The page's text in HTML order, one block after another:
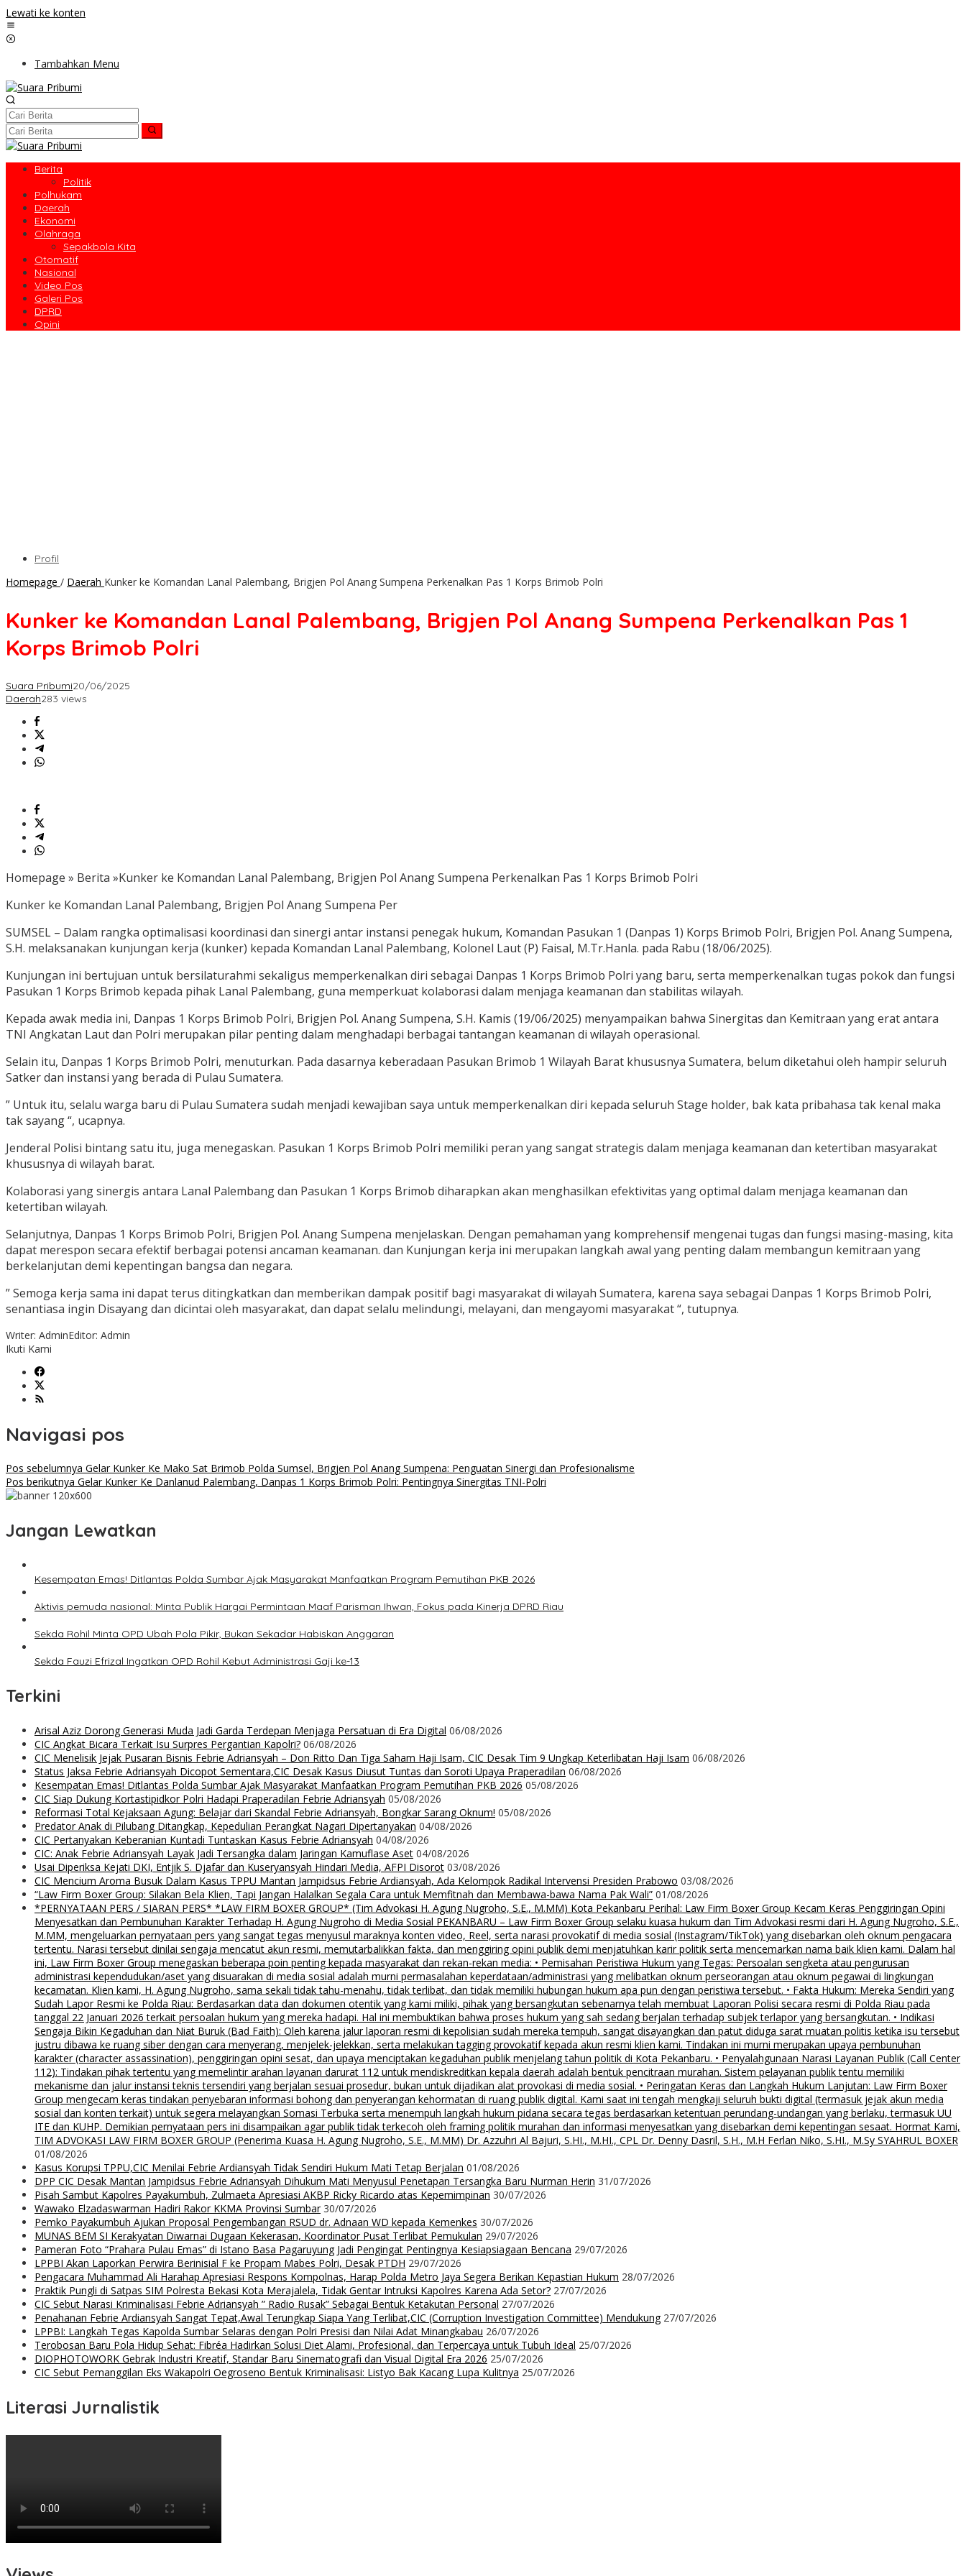
Lewati ke konten
Tambahkan Menu
Berita
Politik
Polhukam
Daerah
Ekonomi
Olahraga
Sepakbola Kita
Otomatif
Nasional
Video Pos
Galeri Pos
DPRD
Opini
Profil
Homepage / Daerah Kunker ke Komandan Lanal Palembang, Brigjen Pol Anang Sumpena Perkenalkan Pas 1 Korps Brimob Polri
Kunker ke Komandan Lanal Palembang, Brigjen Pol Anang Sumpena Perkenalkan Pas 1
Korps Brimob Polri
Suara Pribumi20/06/2025
Daerah283 views
Homepage » Berita »Kunker ke Komandan Lanal Palembang, Brigjen Pol Anang Sumpena Perkenalkan Pas 1 Korps Brimob Polri
Kunker ke Komandan Lanal Palembang, Brigjen Pol Anang Sumpena Per
SUMSEL – Dalam rangka optimalisasi koordinasi dan sinergi antar instansi penegak hukum, Komandan Pasukan 1 (Danpas 1) Korps Brimob Polri, Brigjen Pol. Anang Sumpena,
S.H. melaksanakan kunjungan kerja (kunker) kepada Komandan Lanal Palembang, Kolonel Laut (P) Faisal, M.Tr.Hanla. pada Rabu (18/06/2025).
Kunjungan ini bertujuan untuk bersilaturahmi sekaligus memperkenalkan diri sebagai Danpas 1 Korps Brimob Polri yang baru, serta memperkenalkan tugas pokok dan fungsi
Pasukan 1 Korps Brimob kepada pihak Lanal Palembang, guna memperkuat kolaborasi dalam menjaga keamanan dan stabilitas wilayah.
Kepada awak media ini, Danpas 1 Korps Brimob Polri, Brigjen Pol. Anang Sumpena, S.H. Kamis (19/06/2025) menyampaikan bahwa Sinergitas dan Kemitraan yang erat antara
TNI Angkatan Laut dan Polri merupakan pilar penting dalam menghadapi berbagai tantangan keamanan di wilayah operasional.
Selain itu, Danpas 1 Korps Brimob Polri, menuturkan. Pada dasarnya keberadaan Pasukan Brimob 1 Wilayah Barat khususnya Sumatera, belum diketahui oleh hampir seluruh
Satker dan instansi yang berada di Pulau Sumatera.
” Untuk itu, selalu warga baru di Pulau Sumatera sudah menjadi kewajiban saya untuk memperkenalkan diri kepada seluruh Stage holder, bak kata pribahasa tak kenal maka
tak sayang “, ucapnya.
Jenderal Polisi bintang satu itu, juga menegaskan. Pasukan 1 Korps Brimob Polri memiliki peran yang sangat strategis dalam menjaga keamanan dan ketertiban masyarakat
khususnya di wilayah barat.
Kolaborasi yang sinergis antara Lanal Palembang dan Pasukan 1 Korps Brimob diharapkan akan menghasilkan efektivitas yang optimal dalam menjaga keamanan dan
ketertiban wilayah.
Selanjutnya, Danpas 1 Korps Brimob Polri, Brigjen Pol. Anang Sumpena menjelaskan. Dengan pemahaman yang komprehensif mengenai tugas dan fungsi masing-masing, kita
dapat merespon secara efektif berbagai potensi ancaman keamanan. dan Kunjungan kerja ini merupakan langkah awal yang penting dalam membangun kemitraan yang
berkelanjutan demi kepentingan bangsa dan negara.
” Semoga kerja sama ini dapat terus ditingkatkan dan memberikan dampak positif bagi masyarakat di wilayah Sumatera, karena saya sebagai Danpas 1 Korps Brimob Polri,
senantiasa ingin Disayang dan dicintai oleh masyarakat, dan dapat selalu melindungi, melayani, dan mengayomi masyarakat “, tutupnya.
Writer: AdminEditor: Admin
Ikuti Kami
Navigasi pos
Pos sebelumnya Gelar Kunker Ke Mako Sat Brimob Polda Sumsel, Brigjen Pol Anang Sumpena: Penguatan Sinergi dan Profesionalisme
Pos berikutnya Gelar Kunker Ke Danlanud Palembang, Danpas 1 Korps Brimob Polri: Pentingnya Sinergitas TNI-Polri
Jangan Lewatkan
Kesempatan Emas! Ditlantas Polda Sumbar Ajak Masyarakat Manfaatkan Program Pemutihan PKB 2026
Aktivis pemuda nasional: Minta Publik Hargai Permintaan Maaf Parisman Ihwan, Fokus pada Kinerja DPRD Riau
Sekda Rohil Minta OPD Ubah Pola Pikir, Bukan Sekadar Habiskan Anggaran
Sekda Fauzi Efrizal Ingatkan OPD Rohil Kebut Administrasi Gaji ke-13
Terkini
Arisal Aziz Dorong Generasi Muda Jadi Garda Terdepan Menjaga Persatuan di Era Digital 06/08/2026
CIC Angkat Bicara Terkait Isu Surpres Pergantian Kapolri? 06/08/2026
CIC Menelisik Jejak Pusaran Bisnis Febrie Adriansyah – Don Ritto Dan Tiga Saham Haji Isam, CIC Desak Tim 9 Ungkap Keterlibatan Haji Isam 06/08/2026
Status Jaksa Febrie Adriansyah Dicopot Sementara,CIC Desak Kasus Diusut Tuntas dan Soroti Upaya Praperadilan 06/08/2026
Kesempatan Emas! Ditlantas Polda Sumbar Ajak Masyarakat Manfaatkan Program Pemutihan PKB 2026 05/08/2026
CIC Siap Dukung Kortastipidkor Polri Hadapi Praperadilan Febrie Adriansyah 05/08/2026
Reformasi Total Kejaksaan Agung: Belajar dari Skandal Febrie Adriansyah, Bongkar Sarang Oknum! 05/08/2026
Predator Anak di Pilubang Ditangkap, Kepedulian Perangkat Nagari Dipertanyakan 04/08/2026
CIC Pertanyakan Keberanian Kuntadi Tuntaskan Kasus Febrie Adriansyah 04/08/2026
CIC: Anak Febrie Adriansyah Layak Jadi Tersangka dalam Jaringan Kamuflase Aset 04/08/2026
Usai Diperiksa Kejati DKI, Entjik S. Djafar dan Kuseryansyah Hindari Media, AFPI Disorot 03/08/2026
CIC Mencium Aroma Busuk Dalam Kasus TPPU Mantan Jampidsus Febrie Ardiansyah, Ada Kelompok Radikal Intervensi Presiden Prabowo 03/08/2026
“Law Firm Boxer Group: Silakan Bela Klien, Tapi Jangan Halalkan Segala Cara untuk Memfitnah dan Membawa-bawa Nama Pak Wali” 01/08/2026
*PERNYATAAN PERS / SIARAN PERS* *LAW FIRM BOXER GROUP* (Tim Advokasi H. Agung Nugroho, S.E., M.MM) Kota Pekanbaru Perihal: Law Firm Boxer Group Kecam Keras Penggiringan Opini
Menyesatkan dan Pembunuhan Karakter Terhadap H. Agung Nugroho di Media Sosial PEKANBARU – Law Firm Boxer Group selaku kuasa hukum dan Tim Advokasi resmi dari H. Agung Nugroho, S.E.,
M.MM, mengeluarkan pernyataan pers yang sangat tegas menyusul maraknya konten video, Reel, serta narasi provokatif di media sosial (Instagram/TikTok) yang disebarkan oleh oknum pengacara
tertentu. Narasi tersebut dinilai sengaja mencatut akun resmi, memutarbalikkan fakta, dan menggiring opini publik demi menjatuhkan karir politik serta mencemarkan nama baik klien kami. Dalam hal
ini, Law Firm Boxer Group menegaskan beberapa poin penting kepada masyarakat dan rekan-rekan media: • Pemisahan Peristiwa Hukum yang Tegas: Persoalan sengketa atau pengurusan
administrasi kependudukan/aset yang disuarakan di media sosial adalah murni permasalahan keperdataan/administrasi yang melibatkan oknum perseorangan atau oknum pegawai di lingkungan
kecamatan. Klien kami, H. Agung Nugroho, sama sekali tidak tahu-menahu, tidak terlibat, dan tidak memiliki hubungan hukum apa pun dengan peristiwa tersebut. • Fakta Hukum: Mereka Sendiri yang
Sudah Lapor Resmi ke Polda Riau: Berdasarkan data dan dokumen otentik yang kami miliki, pihak yang bersangkutan sebenarnya telah membuat Laporan Polisi secara resmi di Polda Riau pada
tanggal 22 Januari 2026 terkait persoalan hukum yang mereka hadapi. Hal ini membuktikan bahwa proses hukum yang sah sedang berjalan terhadap subjek terlapor yang bersangkutan. • Indikasi
Sengaja Bikin Kegaduhan dan Niat Buruk (Bad Faith): Oleh karena jalur laporan resmi di kepolisian sudah mereka tempuh, sangat disayangkan dan patut diduga sarat muatan politis ketika isu tersebut
justru dibawa ke ruang siber dengan cara menyerang, menjelek-jelekkan, serta melakukan tagging provokatif kepada akun resmi klien kami. Tindakan ini murni merupakan upaya pembunuhan
karakter (character assassination), penggiringan opini sesat, dan upaya menciptakan kegaduhan publik menjelang tahun politik di Kota Pekanbaru. • Penyalahgunaan Narasi Layanan Publik (Call Center
112): Tindakan pihak tertentu yang memelintir arahan layanan darurat 112 untuk mendiskreditkan kepala daerah adalah bentuk pencitraan murahan. Sistem pelayanan publik tentu memiliki
mekanisme dan jalur instansi teknis tersendiri yang berjalan sesuai prosedur, bukan untuk dijadikan alat provokasi di media sosial. • Peringatan Keras dan Langkah Hukum Lanjutan: Law Firm Boxer
Group mengecam keras tindakan penyebaran informasi bohong dan penyerangan kehormatan di ruang publik digital. Kami saat ini tengah mengkaji seluruh bukti digital (termasuk jejak akun media
sosial dan konten terkait) untuk segera melayangkan Somasi Terbuka serta menempuh langkah hukum pidana secara tegas berdasarkan ketentuan perundang-undangan yang berlaku, termasuk UU
ITE dan KUHP. Demikian pernyataan pers ini disampaikan agar publik tidak terkecoh oleh framing politik murahan dan informasi menyesatkan yang disebarkan demi kepentingan sesaat. Hormat Kami,
TIM ADVOKASI LAW FIRM BOXER GROUP (Penerima Kuasa H. Agung Nugroho, S.E., M.MM) Dr. Azzuhri Al Bajuri, S.HI., M.HI., CPL Dr. Denny Dasril, S.H., M.H Ferlan Niko, S.HI., M.Sy SYAHRUL BOXER
01/08/2026
Kasus Korupsi TPPU,CIC Menilai Febrie Ardiansyah Tidak Sendiri Hukum Mati Tetap Berjalan 01/08/2026
DPP CIC Desak Mantan Jampidsus Febrie Adriansyah Dihukum Mati Menyusul Penetapan Tersangka Baru Nurman Herin 31/07/2026
Pisah Sambut Kapolres Payakumbuh, Zulmaeta Apresiasi AKBP Ricky Ricardo atas Kepemimpinan 30/07/2026
Wawako Elzadaswarman Hadiri Rakor KKMA Provinsi Sumbar 30/07/2026
Pemko Payakumbuh Ajukan Proposal Pengembangan RSUD dr. Adnaan WD kepada Kemenkes 30/07/2026
MUNAS BEM SI Kerakyatan Diwarnai Dugaan Kekerasan, Koordinator Pusat Terlibat Pemukulan 29/07/2026
Pameran Foto “Prahara Pulau Emas” di Istano Basa Pagaruyung Jadi Pengingat Pentingnya Kesiapsiagaan Bencana 29/07/2026
LPPBI Akan Laporkan Perwira Berinisial F ke Propam Mabes Polri, Desak PTDH 29/07/2026
Pengacara Muhammad Ali Harahap Apresiasi Respons Kompolnas, Harap Polda Metro Jaya Segera Berikan Kepastian Hukum 28/07/2026
Praktik Pungli di Satpas SIM Polresta Bekasi Kota Merajalela, Tidak Gentar Intruksi Kapolres Karena Ada Setor? 27/07/2026
CIC Sebut Narasi Kriminalisasi Febrie Adriansyah ” Radio Rusak” Sebagai Bentuk Ketakutan Personal 27/07/2026
Penahanan Febrie Ardiansyah Sangat Tepat,Awal Terungkap Siapa Yang Terlibat,CIC (Corruption Investigation Committee) Mendukung 27/07/2026
LPPBI: Langkah Tegas Kapolda Sumbar Selaras dengan Polri Presisi dan Nilai Adat Minangkabau 26/07/2026
Terobosan Baru Pola Hidup Sehat: Fibréa Hadirkan Solusi Diet Alami, Profesional, dan Terpercaya untuk Tubuh Ideal 25/07/2026
DIOPHOTOWORK Gebrak Industri Kreatif, Standar Baru Sinematografi dan Visual Digital Era 2026 25/07/2026
CIC Sebut Pemanggilan Eks Wakapolri Oegroseno Bentuk Kriminalisasi: Listyo Bak Kacang Lupa Kulitnya 25/07/2026
Literasi Jurnalistik